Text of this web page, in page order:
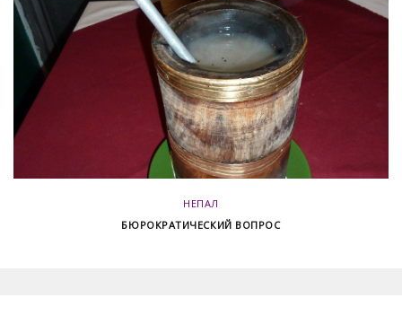
НЕПАЛ
БЮРОКРАТИЧЕСКИЙ ВОПРОС